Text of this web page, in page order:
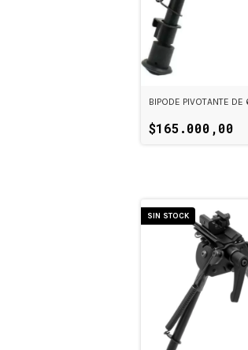
BIPODE PIVOTANTE DE
$165.000,00
SIN STOCK